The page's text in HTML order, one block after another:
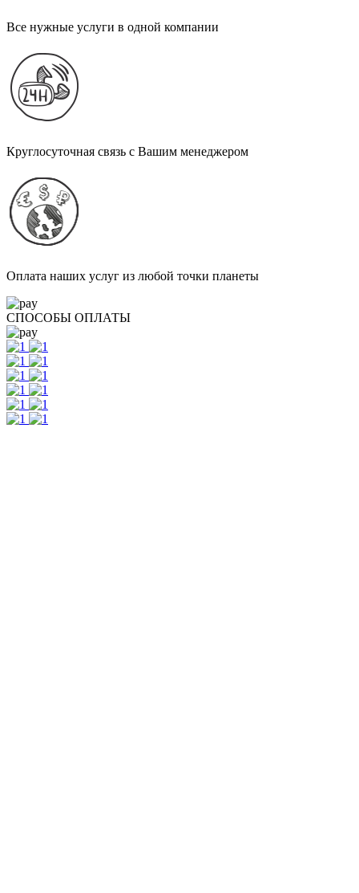
Все нужные услуги в одной компании
Круглосуточная связь с Вашим менеджером
Оплата наших услуг из любой точки планеты
СПОСОБЫ ОПЛАТЫ